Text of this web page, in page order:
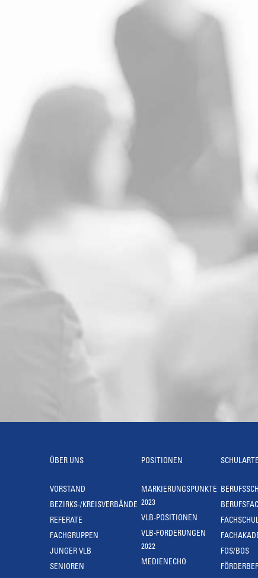
ÜBER UNS
VORSTAND
BEZIRKS-/KREISVERBÄNDE
REFERATE
FACHGRUPPEN
JUNGER VLB
SENIOREN
POSITIONEN
MARKIERUNGSPUNKTE
2023
VLB-POSITIONEN
VLB-FORDERUNGEN
2022
MEDIENECHO
FOS/BOS